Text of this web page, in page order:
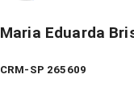
Maria Eduarda
CRM-SP 265609